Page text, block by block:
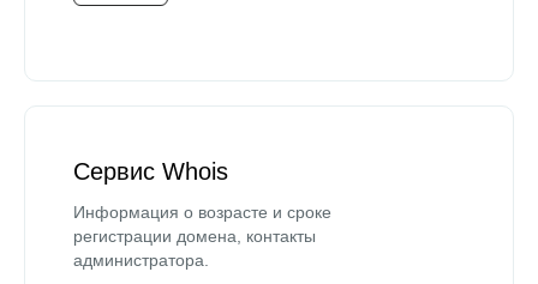
Сервис Whois
Информация о возрасте и сроке
регистрации домена, контакты
администратора.